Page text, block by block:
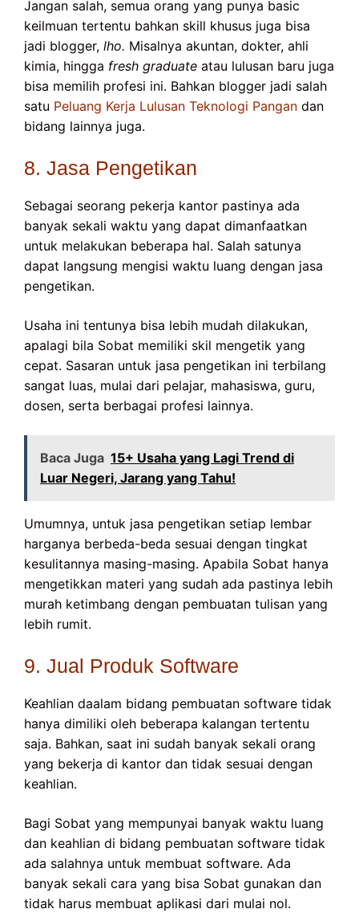
Jangan salah, semua orang yang punya basic
keilmuan tertentu bahkan skill khusus juga bisa
jadi blogger, lho. Misalnya akuntan, dokter, ahli
kimia, hingga fresh graduate atau lulusan baru juga
bisa memilih profesi ini. Bahkan blogger jadi salah
satu Peluang Kerja Lulusan Teknologi Pangan dan
bidang lainnya juga.
8. Jasa Pengetikan
Sebagai seorang pekerja kantor pastinya ada
banyak sekali waktu yang dapat dimanfaatkan
untuk melakukan beberapa hal. Salah satunya
dapat langsung mengisi waktu luang dengan jasa
pengetikan.
Usaha ini tentunya bisa lebih mudah dilakukan,
apalagi bila Sobat memiliki skil mengetik yang
cepat. Sasaran untuk jasa pengetikan ini terbilang
sangat luas, mulai dari pelajar, mahasiswa, guru,
dosen, serta berbagai profesi lainnya.
Baca Juga 15+ Usaha yang Lagi Trend di
Luar Negeri, Jarang yang Tahu!
Umumnya, untuk jasa pengetikan setiap lembar
harganya berbeda-beda sesuai dengan tingkat
kesulitannya masing-masing. Apabila Sobat hanya
mengetikkan materi yang sudah ada pastinya lebih
murah ketimbang dengan pembuatan tulisan yang
lebih rumit.
9. Jual Produk Software
Keahlian daalam bidang pembuatan software tidak
hanya dimiliki oleh beberapa kalangan tertentu
saja. Bahkan, saat ini sudah banyak sekali orang
yang bekerja di kantor dan tidak sesuai dengan
keahlian.
Bagi Sobat yang mempunyai banyak waktu luang
dan keahlian di bidang pembuatan software tidak
ada salahnya untuk membuat software. Ada
banyak sekali cara yang bisa Sobat gunakan dan
tidak harus membuat aplikasi dari mulai nol.